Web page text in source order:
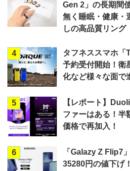
Gen 2」の長期間
無く睡眠・健康・
しの高品質リング
4
タフネススマホ「
予約受付開始！衛
化など様々な面で
5
【レポート】
ファーはある！半
価格で再加入！
6
「Galazy Z Flip7
35280円の値下げ